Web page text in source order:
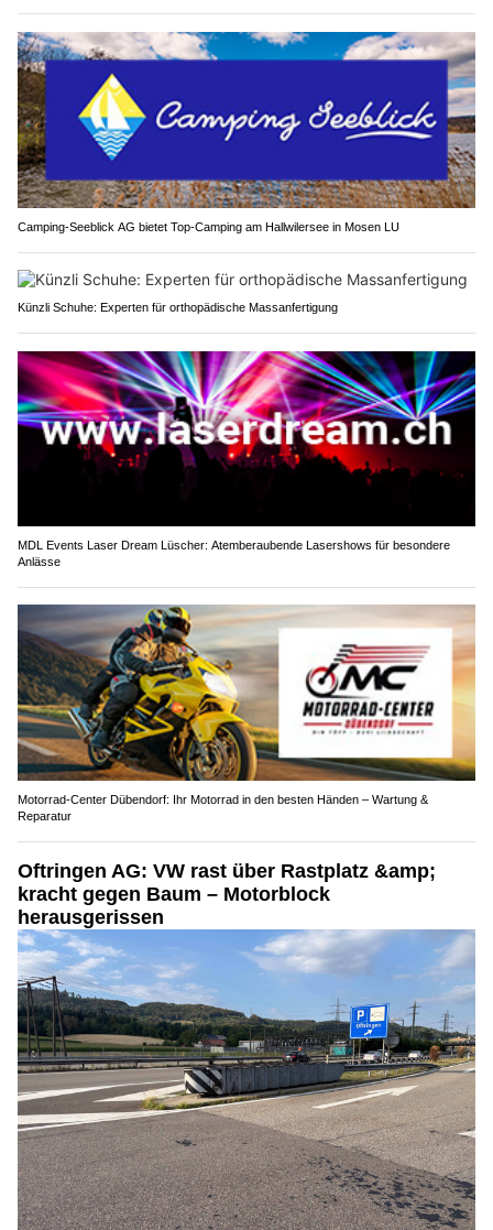
Camping-Seeblick AG bietet Top-Camping am Hallwilersee in Mosen LU
Künzli Schuhe: Experten für orthopädische Massanfertigung
MDL Events Laser Dream Lüscher: Atemberaubende Lasershows für besondere
Anlässe
Motorrad-Center Dübendorf: Ihr Motorrad in den besten Händen – Wartung &
Reparatur
Oftringen AG: VW rast über Rastplatz &amp;
kracht gegen Baum – Motorblock
herausgerissen